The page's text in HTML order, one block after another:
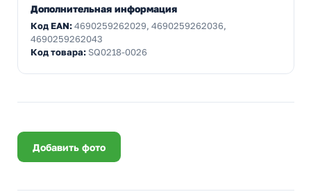
Дополнительная информация
Код EAN:4690259262029, 4690259262036,
4690259262043
Код товара: SQ0218-0026
Добавить фото